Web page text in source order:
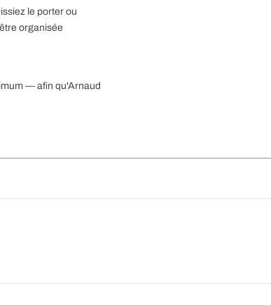
le porter ou
organisée
— afin qu'Arnaud